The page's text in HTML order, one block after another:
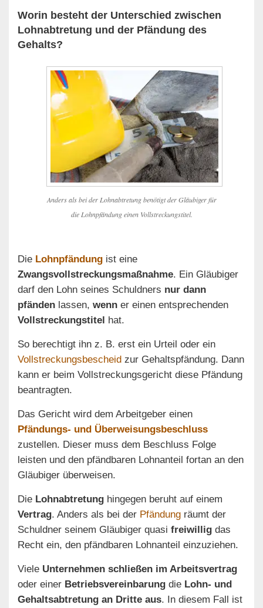
Worin besteht der Unterschied zwischen
Lohnabtretung und der Pfändung des
Gehalts?
Anders als bei der Lohnabtretung benötigt der Gläubiger für
die Lohnpfändung einen Vollstreckungstitel.
Die Lohnpfändung ist eine
Zwangsvollstreckungsmaßnahme. Ein Gläubiger
darf den Lohn seines Schuldners nur dann
pfänden lassen, wenn er einen entsprechenden
Vollstreckungstitel
hat.
So berechtigt ihn z. B. erst ein Urteil oder ein
Vollstreckungsbescheid zur Gehaltspfändung. Dann
kann er beim Vollstreckungsgericht diese Pfändung
beantragten.
Das Gericht wird dem Arbeitgeber einen
Pfändungs- und Überweisungsbeschluss
zustellen. Dieser muss dem Beschluss Folge
leisten und den pfändbaren Lohnanteil fortan an den
Gläubiger überweisen.
Die Lohnabtretung hingegen beruht auf einem
Vertrag. Anders als bei der Pfändung räumt der
Schuldner seinem Gläubiger quasi freiwillig das
Recht ein, den pfändbaren Lohnanteil einzuziehen.
Viele Unternehmen schließen im Arbeitsvertrag
oder einer Betriebsvereinbarung die Lohn- und
Gehaltsabtretung an Dritte aus. In diesem Fall ist